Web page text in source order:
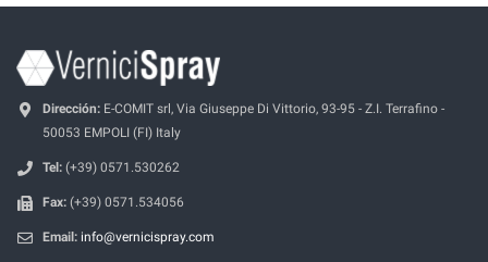
Dirección: E-COMIT srl, Via Giuseppe Di Vittorio, 93-95 - Z.I. Terrafino -
50053 EMPOLI (FI) Italy
Tel: (+39) 0571.530262
Fax: (+39) 0571.534056
Email: info@vernicispray.com